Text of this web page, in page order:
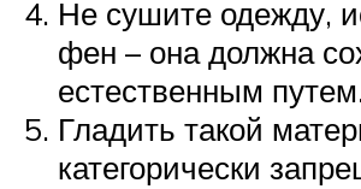
Не сушите одежду,
фен – она должна
естественным
Гладить такой
категорически